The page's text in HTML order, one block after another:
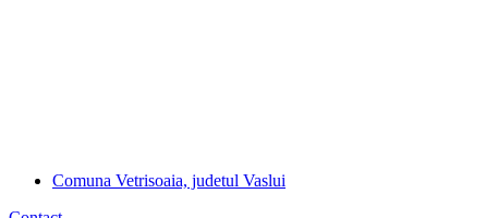
Comuna Vetrisoaia, judetul Vaslui